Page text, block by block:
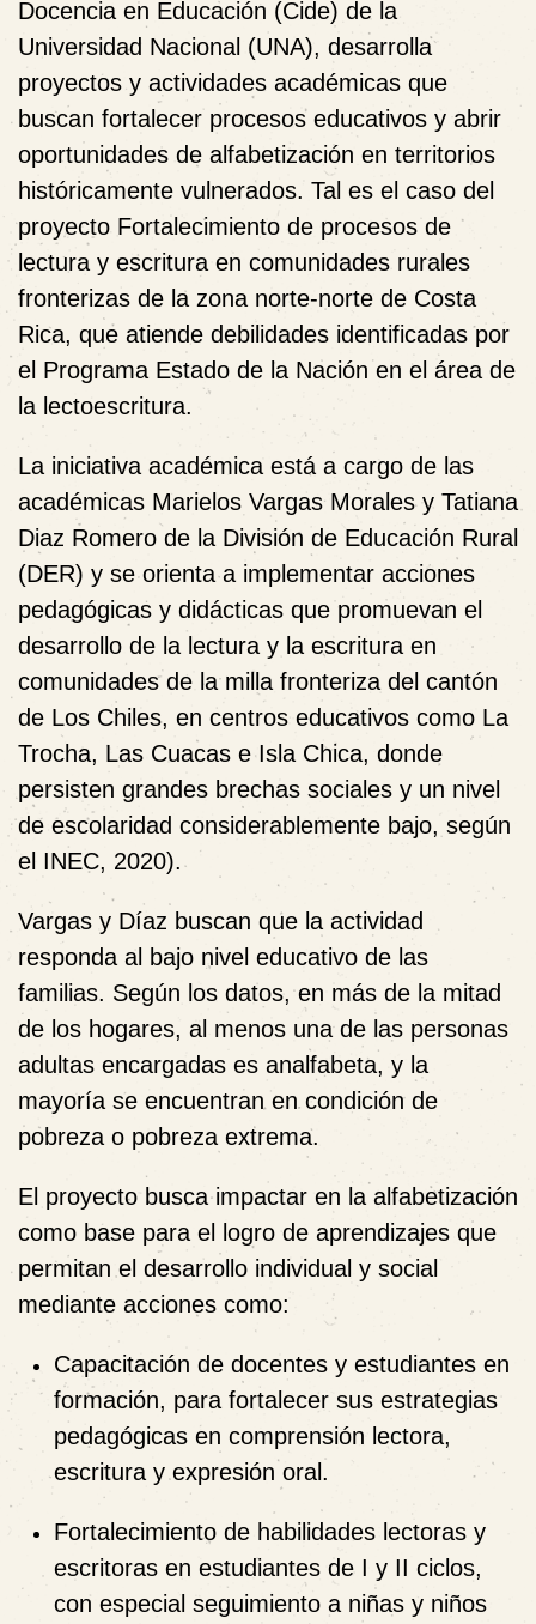
Docencia en Educación (Cide) de la
Universidad Nacional (UNA), desarrolla
proyectos y actividades académicas que
buscan fortalecer procesos educativos y abrir
oportunidades de alfabetización en territorios
históricamente vulnerados. Tal es el caso del
proyecto Fortalecimiento de procesos de
lectura y escritura en comunidades rurales
fronterizas de la zona norte-norte de Costa
Rica, que atiende debilidades identificadas por
el Programa Estado de la Nación en el área de
la lectoescritura.
La iniciativa académica está a cargo de las
académicas Marielos Vargas Morales y Tatiana
Diaz Romero de la División de Educación Rural
(DER) y se orienta a implementar acciones
pedagógicas y didácticas que promuevan el
desarrollo de la lectura y la escritura en
comunidades de la milla fronteriza del cantón
de Los Chiles, en centros educativos como La
Trocha, Las Cuacas e Isla Chica, donde
persisten grandes brechas sociales y un nivel
de escolaridad considerablemente bajo, según
el INEC, 2020).
Vargas y Díaz buscan que la actividad
responda al bajo nivel educativo de las
familias. Según los datos, en más de la mitad
de los hogares, al menos una de las personas
adultas encargadas es analfabeta, y la
mayoría se encuentran en condición de
pobreza o pobreza extrema.
El proyecto busca impactar en la alfabetización
como base para el logro de aprendizajes que
permitan el desarrollo individual y social
mediante acciones como:
Capacitación de docentes y estudiantes en
formación, para fortalecer sus estrategias
pedagógicas en comprensión lectora,
escritura y expresión oral.
Fortalecimiento de habilidades lectoras y
escritoras en estudiantes de I y II ciclos,
con especial seguimiento a niñas y niños